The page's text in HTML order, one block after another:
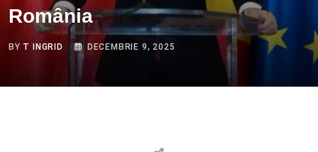
România
BY T INGRID DECEMBRIE 9, 2025